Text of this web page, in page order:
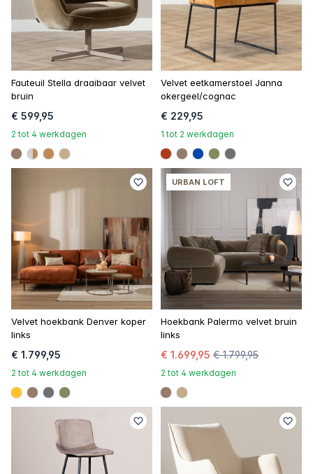
Fauteuil Stella draaibaar velvet
bruin
€ 599,95
2 tot 4 werkdagen
#967b6a
linear-gradient(to right, #d6cecc, #d6cecc 50%,
#be8957
#c4ad8d
Velvet eetkamerstoel Janna
okergeel/cognac
€ 229,95
1 tot 2 werkdagen
#ac3c17
#967b6a
#0648a8
#808a5d
#707070
Velvet hoekbank Denver koper
links
€ 1.799,95
2 tot 4 werkdagen
#ffc42a
#967b6a
#707070
#808a5d
URBAN LOFT
Hoekbank Palermo velvet bruin
links
€ 1.699,95 € 1.799,95
2 tot 4 werkdagen
#967b6a
#c4ad8d